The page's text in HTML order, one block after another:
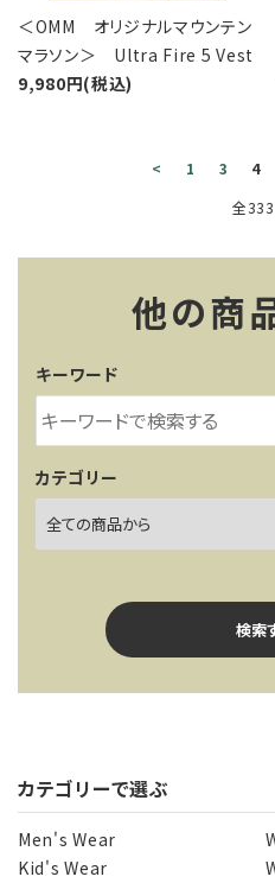
＜OMM オリジナルマウンテン
マラソン＞ Ultra Fire 5 Vest
9,980円(税込)
< 1 3 4
全
他の商
キーワード
カテゴリー
検索
キーワード
カテゴリーで選ぶ
Men's Wear
Kid's Wear